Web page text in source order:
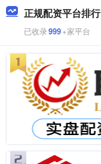
正规配资平台排行
已收录999+家平台